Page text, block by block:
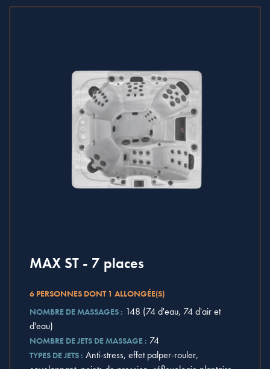
MAX ST - 7 places
6 PERSONNES DONT 1 ALLONGÉE(S)
NOMBRE DE MASSAGES : 148 (74 d'eau, 74 d'air et
d'eau)
NOMBRE DE JETS DE MASSAGE : 74
TYPES DE JETS : Anti-stress, effet palper-rouler,